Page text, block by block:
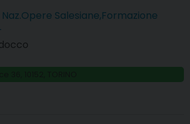
Naz.Opere Salesiane,Formazione